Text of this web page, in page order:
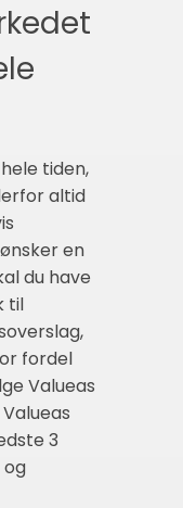
tiden,
altid
en
du have
til
fordel
Valueas
3